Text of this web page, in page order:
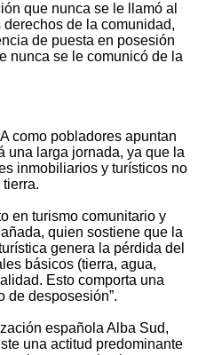
que nunca se le llamó al
de la comunidad,
de puesta en posesión
nunca se le comunicó de la
como pobladores apuntan
una larga jornada, ya que la
inmobiliarios y turísticos no
en turismo comunitario y
quien sostiene que la
genera la pérdida del
básicos (tierra, agua,
Esto comporta una
de desposesión”.
española Alba Sud,
una actitud predominante